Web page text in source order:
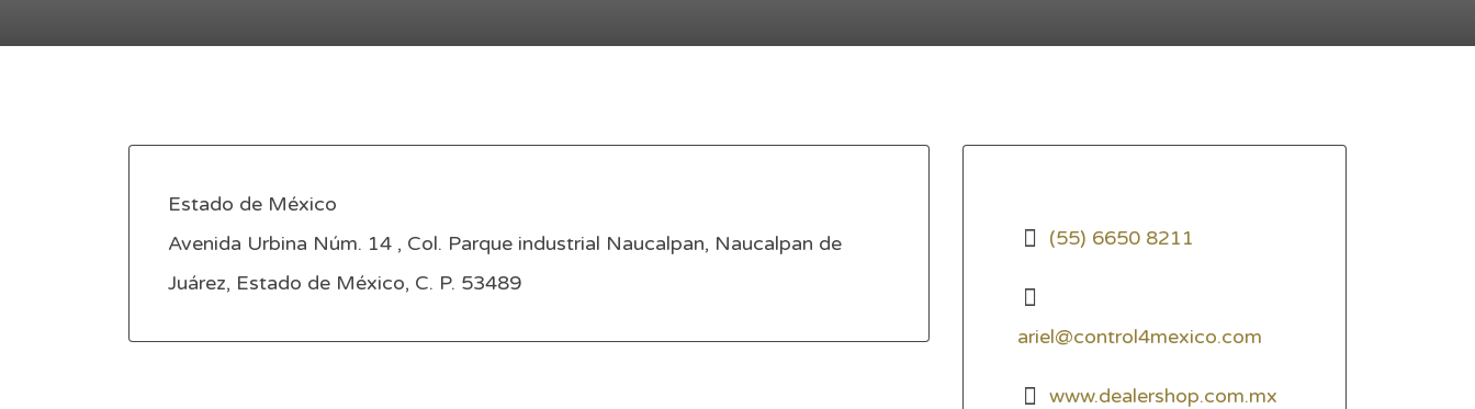
Estado de México
Avenida Urbina Núm. 14 , Col. Parque industrial Naucalpan, Naucalpan de
Juárez, Estado de México, C. P. 53489
(55) 6650 8211
ariel@control4mexico.com
www.dealershop.com.mx